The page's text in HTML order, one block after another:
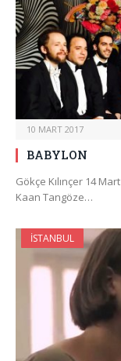
10 MART 2017
BABYLON
Gökçe Kılınçer 14
Kaan Tangöze…
İSTANBUL